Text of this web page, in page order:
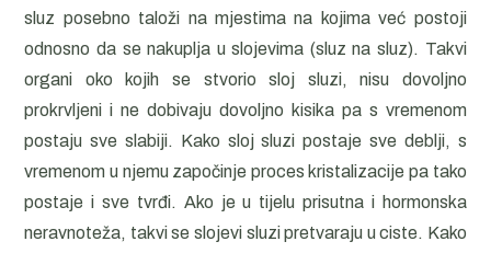
sluz posebno taloži na mjestima na kojima već postoji
odnosno da se nakuplja u slojevima (sluz na sluz). Takvi
organi oko kojih se stvorio sloj sluzi, nisu dovoljno
prokrvljeni i ne dobivaju dovoljno kisika pa s vremenom
postaju sve slabiji. Kako sloj sluzi postaje sve deblji, s
vremenom u njemu započinje proces kristalizacije pa tako
postaje i sve tvrđi. Ako je u tijelu prisutna i hormonska
neravnoteža, takvi se slojevi sluzi pretvaraju u ciste. Kako